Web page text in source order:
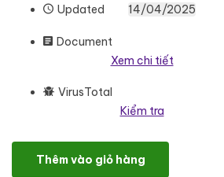
Updated 14/04/2025
Document
Xem chi tiết
VirusTotal
Kiểm tra
Coolhouse - Air Conditioning
Thêm vào giỏ hàng